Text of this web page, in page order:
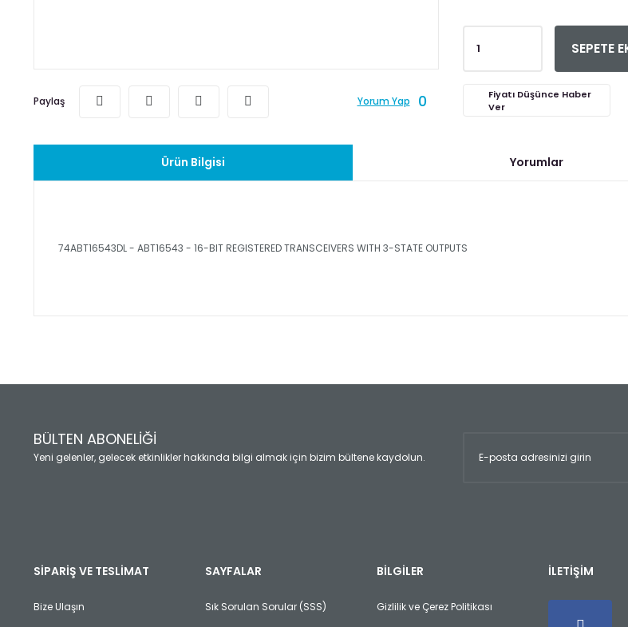
Paylaş Yorum Yap 0
SEPETE
Fiyatı Düşünce Haber
Ver
Ürün Bilgisi Yorumlar
74ABT16543DL - ABT16543 - 16-BIT REGISTERED TRANSCEIVERS WITH 3-STATE OUTPUTS
Yorum Yaz
Ürün açıklamasında eksik bilgiler bulunuyor.
Ürün fiyatı diğer sitelerden daha pahalı.
Bu ürüne benzer farklı alternatifler olmalı.
BÜLTEN ABONELİĞİ
Yeni gelenler, gelecek etkinlikler hakkında bilgi almak için bizim bültene kaydolun.
SİPARİŞ VE TESLİMAT
Bize Ulaşın
SAYFALAR
Sık Sorulan Sorular (SSS)
BİLGİLER
Gizlilik ve Çerez Politikası
İLETİŞİM